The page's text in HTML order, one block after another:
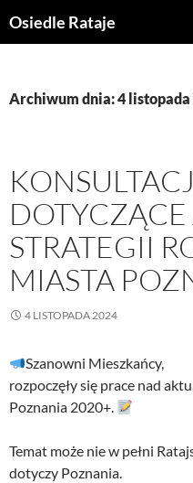
doOsiedle Rataje
Archiwum dnia: 4 listopada
STRATEGII
MIASTA
4 LISTOPADA 2024
Szanowni Mieszkańcy,
rozpoczęły się prace nad
Poznania 2020+.
Temat może nie w pełni
dotyczy Poznania.